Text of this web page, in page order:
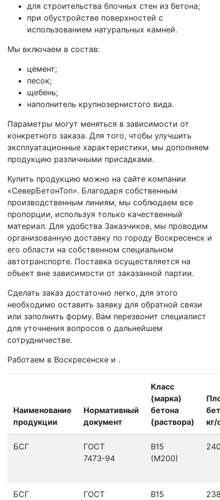
для строительства блочных стен из бетона;
при обустройстве поверхностей с
использованием натуральных камней.
Мы включаем в состав:
цемент;
песок;
щебень;
наполнитель крупнозернистого вида.
Параметры могут меняться в зависимости от
конкретного заказа. Для того, чтобы улучшить
эксплуатационные характеристики, мы дополняем
продукцию различными присадками.
Купить продукцию можно на сайте компании
«СеверБетонТоп». Благодаря собственным
производственным линиям, мы соблюдаем все
пропорции, используя только качественный
материал. Для удобства Заказчиков, мы проводим
организованную доставку по городу Воскресенск и
его области на собственном специальном
автотранспорте. Поставка осуществляется на
объект вне зависимости от заказанной партии.
Сделать заказ достаточно легко, для этого
необходимо оставить заявку для обратной связи
или заполнить форму. Вам перезвонит специалист
для уточнения вопросов о дальнейшем
сотрудничестве.
Работаем в Воскресенске и .
Наименование
продукции
Нормативный
документ
Класс
(марка)
бетона
(раствора)
кг/
БСГ
ГОСТ
7473-94
В15
(М200)
БСГ
ГОСТ
В15